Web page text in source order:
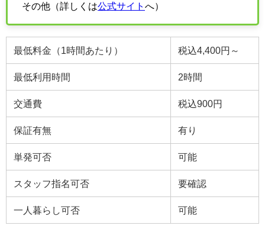
その他（詳しくは公式サイト へ）
最低料金（1時間あたり） 税込4,400円～
最低利用時間 2時間
交通費 税込900円
保証有無 有り
単発可否 可能
スタッフ指名可否 要確認
一人暮らし可否 可能